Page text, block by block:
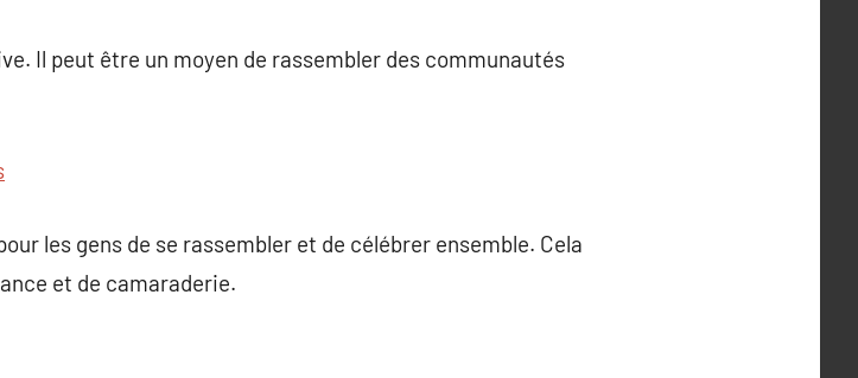
Il peut être un moyen de rassembler des communautés
les gens de se rassembler et de célébrer ensemble. Cela
et de camaraderie.